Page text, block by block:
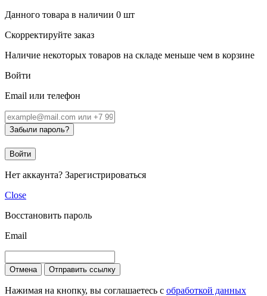
Данного товара в наличии 0 шт
Скорректируйте заказ
Наличие некоторых товаров на складе меньше чем в корзине
Войти
Email или телефон
Забыли пароль?
Войти
Нет аккаунта? Зарегистрироваться
Close
Восстановить пароль
Email
Отмена Отправить ссылку
Нажимая на кнопку, вы соглашаетесь с обработкой данных